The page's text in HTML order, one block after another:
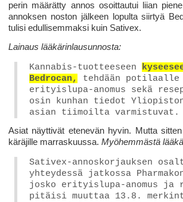
perin määrätty annos osoittautui liian
annoksen noston jälkeen lopulta siirtyä
tulisi edullisemmaksi kuin Sativex.
Lainaus lääkärinlausunnosta:
Kannabis-tuotteeseen
Bedrocan,
tehdään potilaalle
erityislupa-anomus sekä
osin kunhan tiedot
asian tiimoilta varmistuvat.
Asiat näyttivät etenevän hyvin. Mutta
käräjille marraskuussa. Myöhemmästä
Sativex-annoskorjauksen
yhteydessä jatkossa
josko erityislupa-anomus ja
pitäisi muuttaa 13.8.